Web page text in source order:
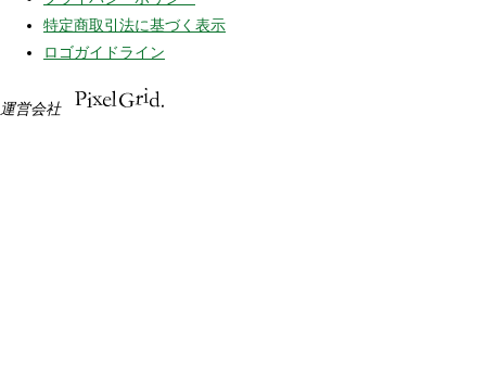
特定商取引法に基づく表示
ロゴガイドライン
運営会社